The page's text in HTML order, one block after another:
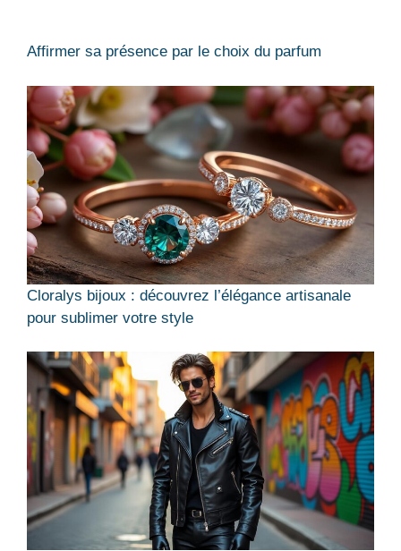
Affirmer sa présence par le choix du parfum
Cloralys bijoux : découvrez l’élégance artisanale
pour sublimer votre style